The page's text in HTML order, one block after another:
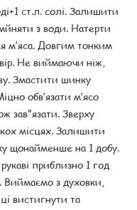
ст.л. солі. Залишити
з води. Натерти
м’яса. Довгим тонким
Не виймаючи ніж,
Змастити шинку
обв’язати м’ясо
зав”язати. Зверху
місцях. Залишити
щонайменше на 1 добу.
приблизно 1 год
Виймаємо з духовки,
вистигнути та